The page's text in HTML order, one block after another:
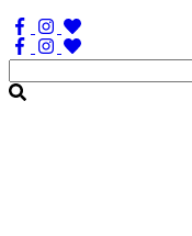
Søg
efter: